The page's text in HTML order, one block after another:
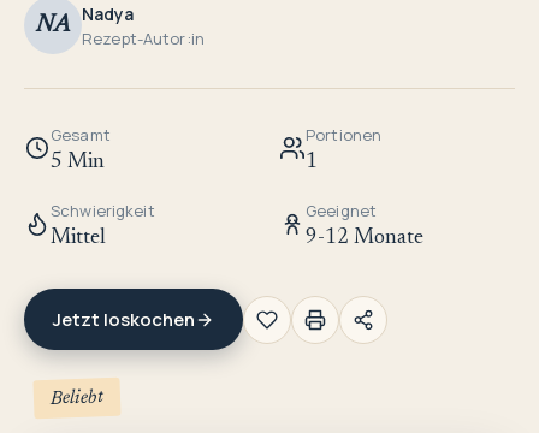
NA Nadya
Rezept-Autor:in
Gesamt
5 Min
Portionen
1
Schwierigkeit
Mittel
Geeignet
9-12 Monate
Jetzt loskochen
Beliebt